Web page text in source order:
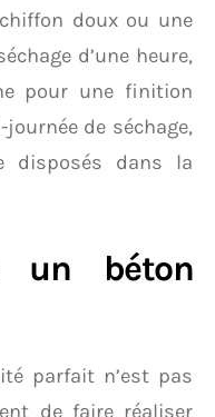
doux ou une
d’une heure,
pour une finition
de séchage,
disposés dans la
un béton
parfait n’est pas
de faire réaliser